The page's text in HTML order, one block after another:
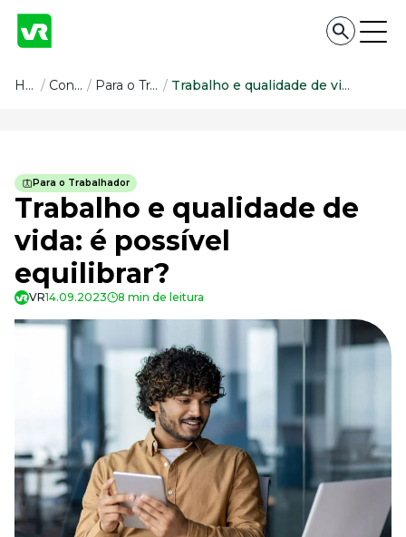
Conteúdo
Todas as categorias
Confira nossos conteúdos
Empreendedorismo
Impulsione o seu negócio
Legislação
Fique por dentro da lei
Aprimore a cultura organizacional
Educação Financeira
Saiba como gerenciar o seu dinheiro
Para o Trabalhador
Tudo para facilitar a rotina
Imprensa
VR na Imprensa
Cursos
Cursos
Home / Conteúdo / Para o Trabalhador / Trabalho e qualidade de vida: é possível equilibrar?
Para o Trabalhador
Trabalho e qualidade de
vida: é possível
equilibrar?
VR14.09.2023 8 min de leitura